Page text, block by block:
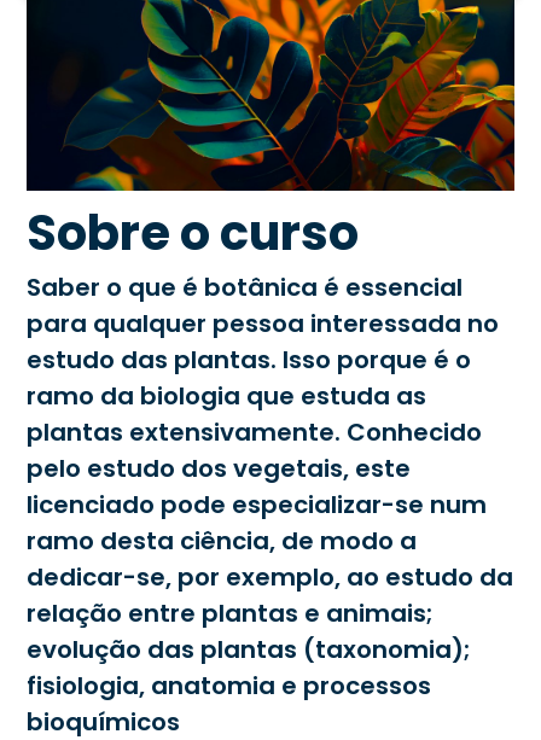
Sobre o curso
Saber o que é botânica é essencial
para qualquer pessoa interessada no
estudo das plantas. Isso porque é o
ramo da biologia que estuda as
plantas extensivamente. Conhecido
pelo estudo dos vegetais, este
licenciado pode especializar-se num
ramo desta ciência, de modo a
dedicar-se, por exemplo, ao estudo da
relação entre plantas e animais;
evolução das plantas (taxonomia);
fisiologia, anatomia e processos
bioquímicos